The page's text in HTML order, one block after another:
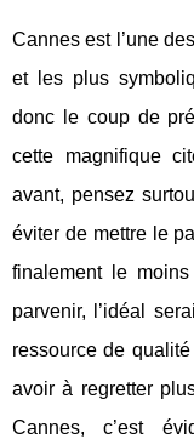
Cannes est l’une
et les plus
donc le coup de
cette magnifique
avant, pensez
éviter de mettre le
finalement le
parvenir, l’idéal
ressource de
avoir à regretter
Cannes, c’est